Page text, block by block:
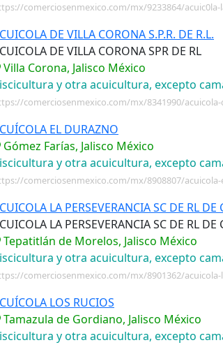
comerciosenmexico.com/mx/9233864/acuic0la-
DE VILLA CORONA S.P.R. DE R.L.
DE VILLA CORONA SPR DE RL
Villa Corona, Jalisco México
y otra acuicultura, excepto
comerciosenmexico.com/mx/8341990/
EL DURAZNO
Gómez Farías, Jalisco México
y otra acuicultura, excepto
comerciosenmexico.com/mx/8908807/
LA PERSEVERANCIA SC DE RL DE
LA PERSEVERANCIA SC DE RL DE
Tepatitlán de Morelos, Jalisco México
y otra acuicultura, excepto
comerciosenmexico.com/mx/8901362/acuicola-
LOS RUCIOS
Tamazula de Gordiano, Jalisco México
y otra acuicultura, excepto